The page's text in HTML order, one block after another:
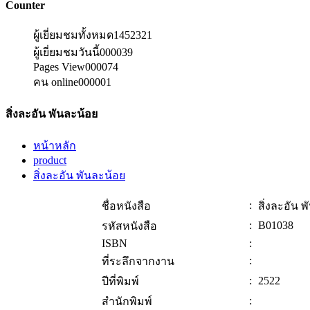
Counter
ผู้เยี่ยมชมทั้งหมด1452321
ผู้เยี่ยมชมวันนี้000039
Pages View000074
คน online000001
สิ่งละอัน พันละน้อย
หน้าหลัก
product
สิ่งละอัน พันละน้อย
ชื่อหนังสือ :
สิ่งละอัน
รหัสหนังสือ
: B01038
ISBN
:
ที่ระลึกจากงาน
:
ปีที่พิมพ์
: 2522
สำนักพิมพ์
: